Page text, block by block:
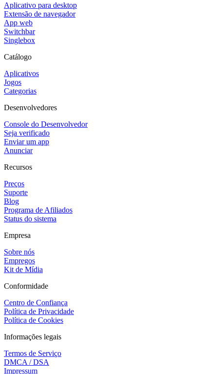
Aplicativo para desktop
Extensão de navegador
App web
Switchbar
Singlebox
Catálogo
Aplicativos
Jogos
Categorias
Desenvolvedores
Console do Desenvolvedor
Seja verificado
Enviar um app
Anunciar
Recursos
Preços
Suporte
Blog
Programa de Afiliados
Status do sistema
Empresa
Sobre nós
Empregos
Kit de Mídia
Conformidade
Centro de Confiança
Política de Privacidade
Política de Cookies
Informações legais
Termos de Serviço
DMCA / DSA
Impressum